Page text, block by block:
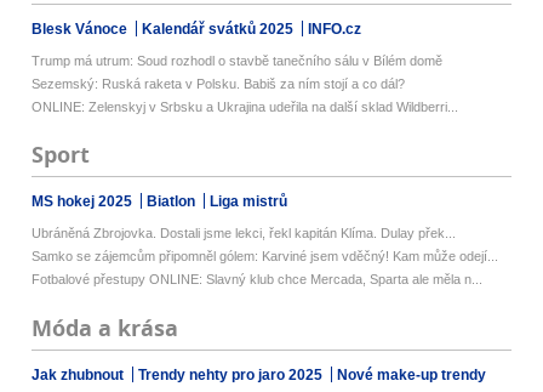
Blesk Vánoce Kalendář svátků 2025 INFO.cz
Trump má utrum: Soud rozhodl o stavbě tanečního sálu v Bílém domě
Sezemský: Ruská raketa v Polsku. Babiš za ním stojí a co dál?
ONLINE: Zelenskyj v Srbsku a Ukrajina udeřila na další sklad Wildberri...
Sport
MS hokej 2025 Biatlon Liga mistrů
Ubráněná Zbrojovka. Dostali jsme lekci, řekl kapitán Klíma. Dulay přek...
Samko se zájemcům připomněl gólem: Karviné jsem vděčný! Kam může odejí...
Fotbalové přestupy ONLINE: Slavný klub chce Mercada, Sparta ale měla n...
Móda a krása
Jak zhubnout Trendy nehty pro jaro 2025 Nové make-up trendy